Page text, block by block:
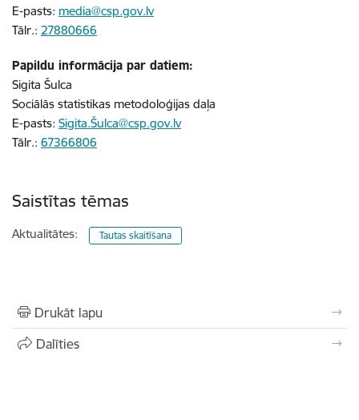
E-pasts: media@csp.gov.lv
Tālr.: 27880666
Papildu informācija par datiem:
Sigita Šulca
Sociālās statistikas metodoloģijas daļa
E-pasts: Sigita.Šulca@csp.gov.lv
Tālr.: 67366806
Saistītas tēmas
Aktualitātes: Tautas skaitīšana
Drukāt lapu
Dalīties